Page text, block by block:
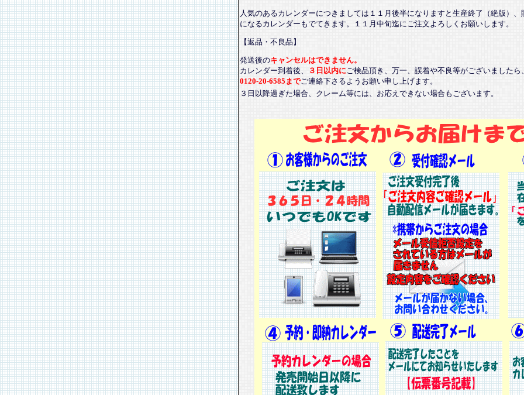
人気のあるカレンダーにつきましては１１月後半になりますと生産終了（絶版）、
になるカレンダーもでてきます。１１月中旬迄にご注文よろしくお願いします。
【返品・不良品】
発送後のキャンセルはできません。
カレンダー到着後、
３日以内に ご検品頂き、万一、誤着や不良等がございましたら
0120-20-6585までご連絡下さるようお願い申し上げます。
３日以降過ぎた場合、クレーム等には、お応えできない場合もございます。